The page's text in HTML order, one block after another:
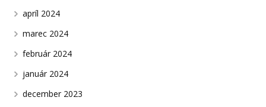
apríl 2024
marec 2024
február 2024
január 2024
december 2023